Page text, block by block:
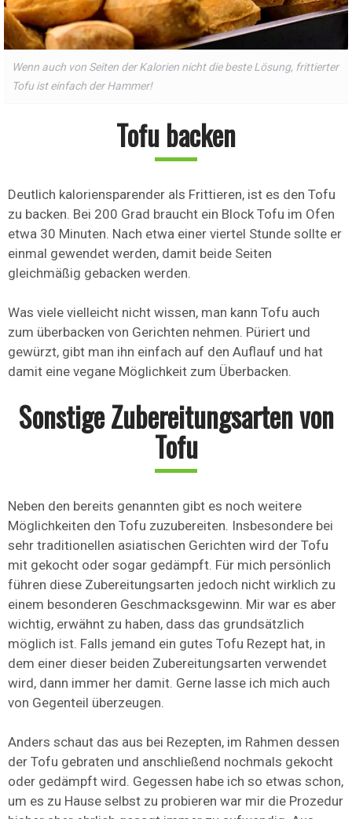
Wenn auch von Seiten der Kalorien nicht die beste Lösung, frittierter
Tofu ist einfach der Hammer!
Tofu backen
Deutlich kaloriensparender als Frittieren, ist es den Tofu
zu backen. Bei 200 Grad braucht ein Block Tofu im Ofen
etwa 30 Minuten. Nach etwa einer viertel Stunde sollte er
einmal gewendet werden, damit beide Seiten
gleichmäßig gebacken werden.
Was viele vielleicht nicht wissen, man kann Tofu auch
zum überbacken von Gerichten nehmen. Püriert und
gewürzt, gibt man ihn einfach auf den Auflauf und hat
damit eine vegane Möglichkeit zum Überbacken.
Sonstige Zubereitungsarten von
Tofu
Neben den bereits genannten gibt es noch weitere
Möglichkeiten den Tofu zuzubereiten. Insbesondere bei
sehr traditionellen asiatischen Gerichten wird der Tofu
mit gekocht oder sogar gedämpft. Für mich persönlich
führen diese Zubereitungsarten jedoch nicht wirklich zu
einem besonderen Geschmacksgewinn. Mir war es aber
wichtig, erwähnt zu haben, dass das grundsätzlich
möglich ist. Falls jemand ein gutes Tofu Rezept hat, in
dem einer dieser beiden Zubereitungsarten verwendet
wird, dann immer her damit. Gerne lasse ich mich auch
von Gegenteil überzeugen.
Anders schaut das aus bei Rezepten, im Rahmen dessen
der Tofu gebraten und anschließend nochmals gekocht
oder gedämpft wird. Gegessen habe ich so etwas schon,
um es zu Hause selbst zu probieren war mir die Prozedur